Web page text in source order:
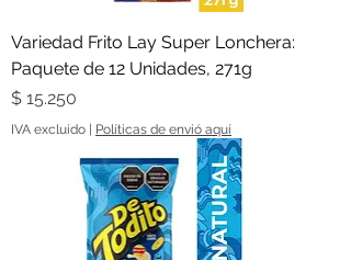
Variedad Frito Lay Super Lonchera:
Paquete de 12 Unidades, 271g
Precio
$ 15.250
IVA excluido | Políticas de envió aquí